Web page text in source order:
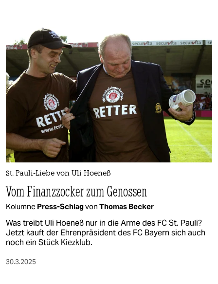
St. Pauli-Liebe von Uli Hoeneß
Vom Finanzzocker zum Genossen
Kolumne Press-Schlagvon Thomas Becker
Was treibt Uli Hoeneß nur in die Arme des FC St. Pauli?
Jetzt kauft der Ehrenpräsident des FC Bayern sich auch
noch ein Stück Kiezklub.
30.3.2025